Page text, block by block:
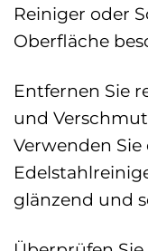
Reiniger oder
Oberfläche
Entfernen Sie
und
Verwenden Sie
glänzend und